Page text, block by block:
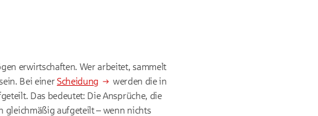
erwirtschaften. Wer arbeitet, sammelt
Bei einerScheidung
werden die in
Das bedeutet: Die Ansprüche, die
gleichmäßig aufgeteilt – wenn nichts